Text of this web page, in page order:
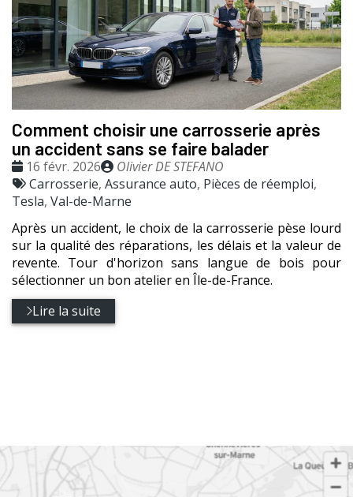
Comment choisir une carrosserie après
un accident sans se faire balader
Date
:
16 févr. 2026
Publié
par
Olivier DE STEFANO
Tags
:
Carrosserie, Assurance auto, Pièces de réemploi,
Tesla, Val-de-Marne
Après un accident, le choix de la carrosserie pèse lourd
sur la qualité des réparations, les délais et la valeur de
revente. Tour d'horizon sans langue de bois pour
sélectionner un bon atelier en Île-de-France.
Lire la suite